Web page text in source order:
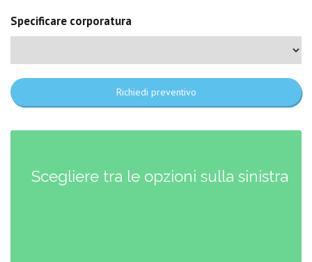
Specificare corporatura
Richiedi preventivo
Scegliere tra le opzioni sulla sinistra